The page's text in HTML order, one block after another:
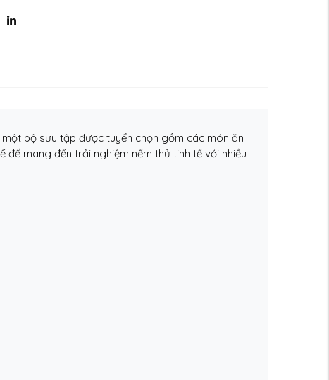
bộ sưu tập được tuyển chọn gồm các món ăn
mang đến trải nghiệm nếm thử tinh tế với nhiều